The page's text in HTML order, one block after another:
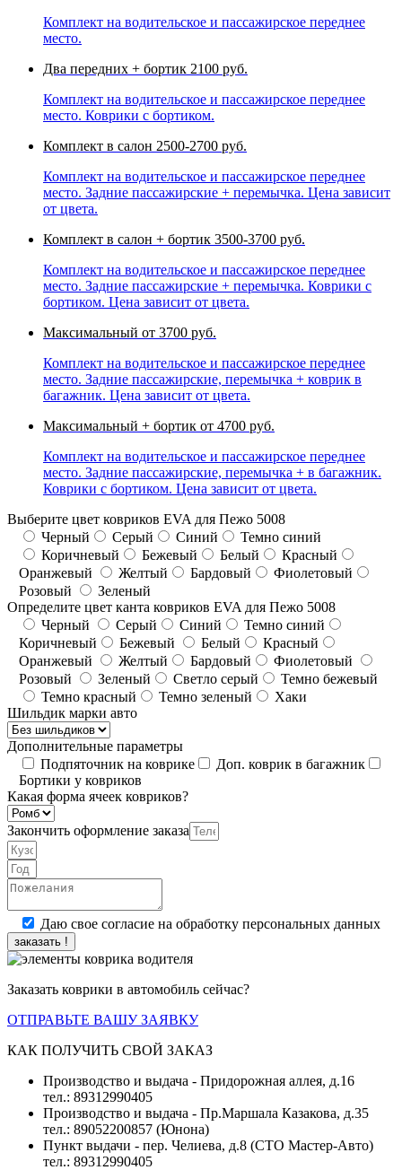
Комплект на водительское и пассажирское переднее
место.
Два передних + бортик 2100 руб.
Комплект на водительское и пассажирское переднее
место. Коврики с бортиком.
Комплект в салон 2500-2700 руб.
Комплект на водительское и пассажирское переднее
место. Задние пассажирские + перемычка. Цена зависит
от цвета.
Комплект в салон + бортик 3500-3700 руб.
Комплект на водительское и пассажирское переднее
место. Задние пассажирские + перемычка. Коврики с
бортиком. Цена зависит от цвета.
Максимальный от 3700 руб.
Комплект на водительское и пассажирское переднее
место. Задние пассажирские, перемычка + коврик в
багажник. Цена зависит от цвета.
Максимальный + бортик от 4700 руб.
Комплект на водительское и пассажирское переднее
место. Задние пассажирские, перемычка + в багажник.
Коврики с бортиком. Цена зависит от цвета.
Выберите цвет ковриков EVA для Пежо 5008
Черный
Серый Синий
Темно синий
Коричневый
Бежевый Белый
Красный
Оранжевый
Желтый Бардовый
Фиолетовый
Розовый
Зеленый
Определите цвет канта ковриков EVA для Пежо 5008
Черный
Серый Синий
Темно синий
Коричневый
Бежевый Белый
Красный
Оранжевый
Желтый Бардовый
Фиолетовый
Розовый
Зеленый Светло серый
Темно бежевый
Темно красный
Темно зеленый
Хаки
Шильдик марки авто
Дополнительные параметры
Подпяточник на коврике
Доп. коврик в багажник
Бортики у ковриков
Какая форма ячеек ковриков?
Закончить оформление заказа
Даю свое согласие на обработку персональных данных
заказать !
Заказать коврики в автомобиль сейчас?
ОТПРАВЬТЕ ВАШУ ЗАЯВКУ
КАК ПОЛУЧИТЬ СВОЙ ЗАКАЗ
Производство и выдача - Придорожная аллея, д.16
тел.: 89312990405
Производство и выдача - Пр.Маршала Казакова, д.35
тел.: 89052200857 (Юнона)
Пункт выдачи - пер. Челиева, д.8 (СТО Мастер-Авто)
тел.: 89312990405